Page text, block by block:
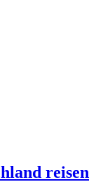
reisen